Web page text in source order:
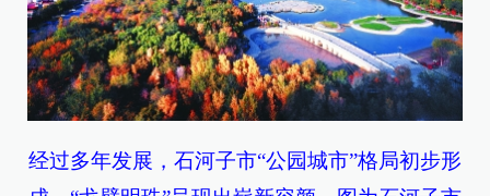
经过多年发展，石河子市“公园城市”格局初步形